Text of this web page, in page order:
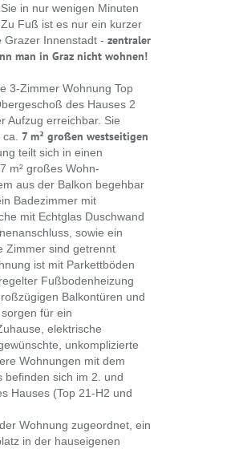
in nur wenigen Minuten
Fuß ist es nur ein kurzer
Grazer Innenstadt - zentraler
man in Graz nicht wohnen!
3-Zimmer Wohnung Top
des Hauses 2
Aufzug erreichbar. Sie
7 m² großen westseitigen
teilt sich in einen
m² großes Wohn-
aus der Balkon begehbar
Badezimmer mit
mit Echtglas Duschwand
sowie ein
Zimmer sind getrennt
ist mit Parkettböden
Fußbodenheizung
Balkontüren und
für ein
elektrische
unkomplizierte
Wohnungen mit dem
befinden sich im 2. und
Hauses (Top 21-H2 und
Wohnung zugeordnet, ein
in der hauseigenen